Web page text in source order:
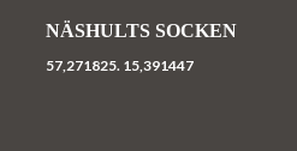
NÄSHULTS SOCKEN
57,271825. 15,391447